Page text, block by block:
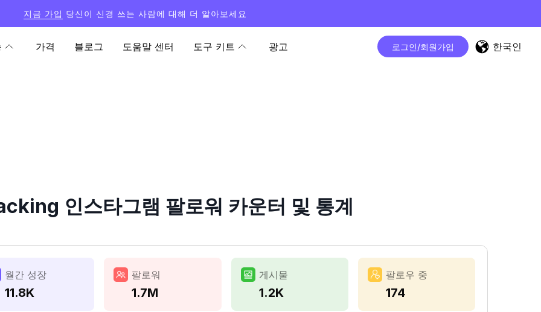
지금 가입 당신이 신경 쓰는 사람에 대해 더 알아보세요
가격 블로그 도움말 센터 도구 키트 광고 로그인/회원가입 한국인
인스타그램 팔로워 카운터 및 통계
월간 성장
11.8K
팔로워
1.7M
게시물
1.2K
팔로우 중
174